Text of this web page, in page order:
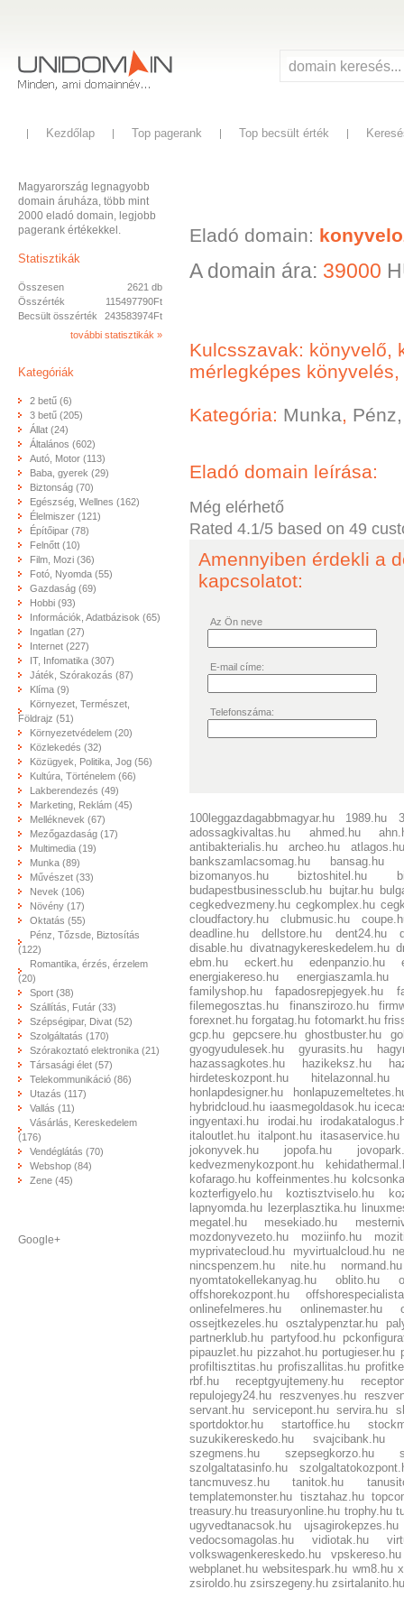
Kezdőlap Top pagerank Top becsült érték
Magyarország legnagyobb
domain áruháza, több mint
2000 eladó domain, legjobb
pagerank értékekkel.
Statisztikák
Összesen
2621 db
Összérték
115497790Ft
Becsült összérték
243583974Ft
további statisztikák »
Kategóriák
2 betű (6)
3 betű (205)
Állat (24)
Általános (602)
Autó, Motor (113)
Baba, gyerek (29)
Biztonság (70)
Egészség, Wellnes (162)
Élelmiszer (121)
Építőipar (78)
Felnőtt (10)
Film, Mozi (36)
Fotó, Nyomda (55)
Gazdaság (69)
Hobbi (93)
Információk, Adatbázisok (65)
Ingatlan (27)
Internet (227)
IT, Infomatika (307)
Játék, Szórakozás (87)
Klíma (9)
Környezet, Természet,
Földrajz (51)
Környezetvédelem (20)
Közlekedés (32)
Közügyek, Politika, Jog (56)
Kultúra, Történelem (66)
Lakberendezés (49)
Marketing, Reklám (45)
Melléknevek (67)
Mezőgazdaság (17)
Multimedia (19)
Munka (89)
Művészet (33)
Nevek (106)
Növény (17)
Oktatás (55)
Pénz, Tőzsde, Biztosítás
(122)
Romantika, érzés, érzelem
(20)
Sport (38)
Szállítás, Futár (33)
Szépségipar, Divat (52)
Szolgáltatás (170)
Szórakoztató elektronika (21)
Társasági élet (57)
Telekommunikáció (86)
Utazás (117)
Vallás (11)
Vásárlás, Kereskedelem
(176)
Vendéglátás (70)
Webshop (84)
Zene (45)
Google+
Eladó domain:
A domain ára: 39000
Kulcsszavak: könyvelő,
mérlegképes
Kategória: Munka,
Eladó domain leírása:
Még elérhető
Rated 4.1/5 based on 49
Amennyiben érdekli a
kapcsolatot:
Az Ön neve
E-mail címe:
Telefonszáma:
100leggazdagabbmagyar.hu 1989.hu
adossagkivaltas.hu
ahmed.hu
antibakterialis.hu
archeo.hu
atlagos.hu
bankszamlacsomag.hu
bansag.hu
bizomanyos.hu
biztoshitel.hu
budapestbusinessclub.hu
bujtar.hu
cegkedvezmeny.hu cegkomplex.hu
cloudfactory.hu
clubmusic.hu
deadline.hu
dellstore.hu dent24.hu
disable.hu divatnagykereskedelem.hu
ebm.hu
eckert.hu edenpanzio.hu
energiakereso.hu
energiaszamla.hu
familyshop.hu
fapadosrepjegyek.hu
filemegosztas.hu
finanszirozo.hu
forexnet.hu forgatag.hu fotomarkt.hu
gcp.hu
gepcsere.hu ghostbuster.hu
gyogyudulesek.hu
gyurasits.hu
hazassagkotes.hu
hazikeksz.hu
hirdeteskozpont.hu
hitelazonnal.hu
honlapdesigner.hu
hybridcloud.hu iaasmegoldasok.hu
ingyentaxi.hu
irodai.hu
italoutlet.hu
italpont.hu
itasaservice.hu
jokonyvek.hu
jopofa.hu
kedvezmenykozpont.hu
kofarago.hu koffeinmentes.hu
kozterfigyelo.hu
koztisztviselo.hu
lapnyomda.hu lezerplasztika.hu
megatel.hu
mesekiado.hu
mozdonyvezeto.hu
moziinfo.hu
myprivatecloud.hu
myvirtualcloud.hu
nincspenzem.hu
nite.hu
normand.hu
nyomtatokellekanyag.hu
oblito.hu
offshorekozpont.hu
onlinefelmeres.hu
onlinemaster.hu
ossejtkezeles.hu
osztalypenztar.hu
partnerklub.hu partyfood.hu
pipauzlet.hu pizzahot.hu portugieser.hu
profiltisztitas.hu profiszallitas.hu
rbf.hu
receptgyujtemeny.hu
repulojegy24.hu
reszvenyes.hu
servant.hu servicepont.hu servira.hu
sportdoktor.hu
startoffice.hu
suzukikereskedo.hu
svajcibank.hu
szegmens.hu
szepsegkorzo.hu
szolgaltatasinfo.hu
tancmuvesz.hu
tanitok.hu
templatemonster.hu tisztahaz.hu
treasury.hu treasuryonline.hu trophy.hu
ugyvedtanacsok.hu
ujsagirokepzes.hu
vedocsomagolas.hu
vidiotak.hu
volkswagenkereskedo.hu
vpskereso.hu
webplanet.hu websitespark.hu wm8.hu
zsiroldo.hu zsirszegeny.hu zsirtalanito.hu